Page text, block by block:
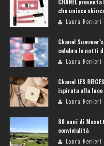
CHANEL
che unisce
Laura Renieri
Chanel
celebra le notti
Laura Renieri
Chanel LES
ispirata alla
Laura Renieri
80 anni di
convivialità
Laura Renieri